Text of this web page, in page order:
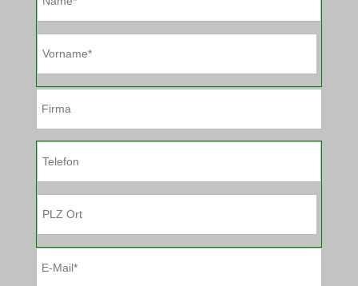
lasse